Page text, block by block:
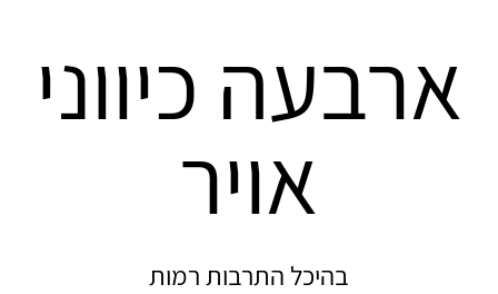
ארבעה כיווני
אויר
בהיכל התרבות רמות